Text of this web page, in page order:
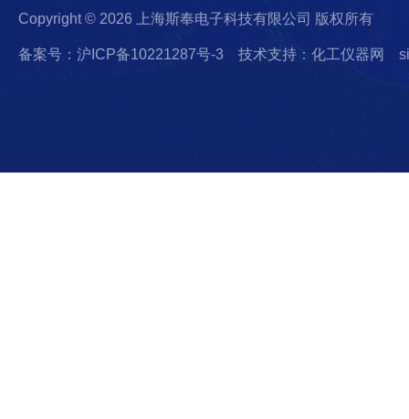
Copyright © 2026 上海斯奉电子科技有限公司 版权所有
备案号：沪ICP备10221287号-3 技术支持：化工仪器网